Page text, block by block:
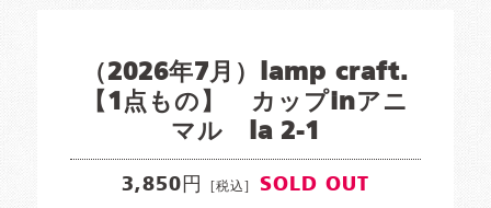
（2026年7月）lamp craft.
【1点もの】 カップinアニ
マル la 2-1
3,850円 [税込] SOLD OUT